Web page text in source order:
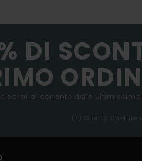
DI
sarai al corrente delle
(*) Offerta on-